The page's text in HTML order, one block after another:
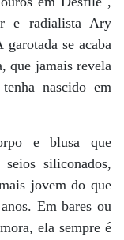
e radialista Ary
se acaba
que jamais revela
nascido em
e blusa que
siliconados,
jovem do que
Em bares ou
ela sempre é